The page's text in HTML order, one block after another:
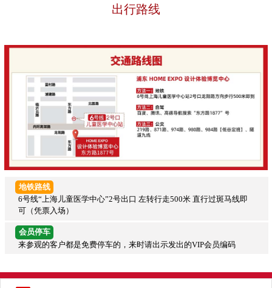
出行路线
地铁路线
6号线“上海儿童医学中心”2号出口 左转行走500米 直行过斑马线即
可（凭票入场）
会员停车
来参观的客户都是免费停车的，来时请出示发出的VIP会员编码